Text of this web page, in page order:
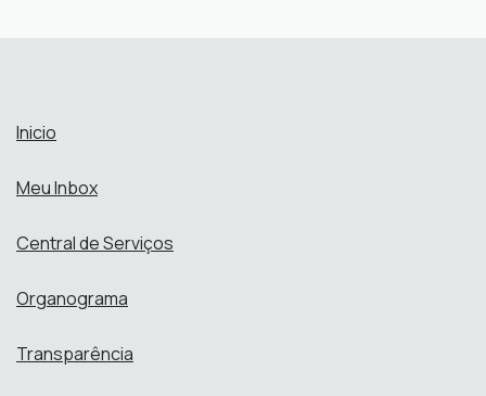
Inicio
Meu Inbox
Central de Serviços
Organograma
Transparência